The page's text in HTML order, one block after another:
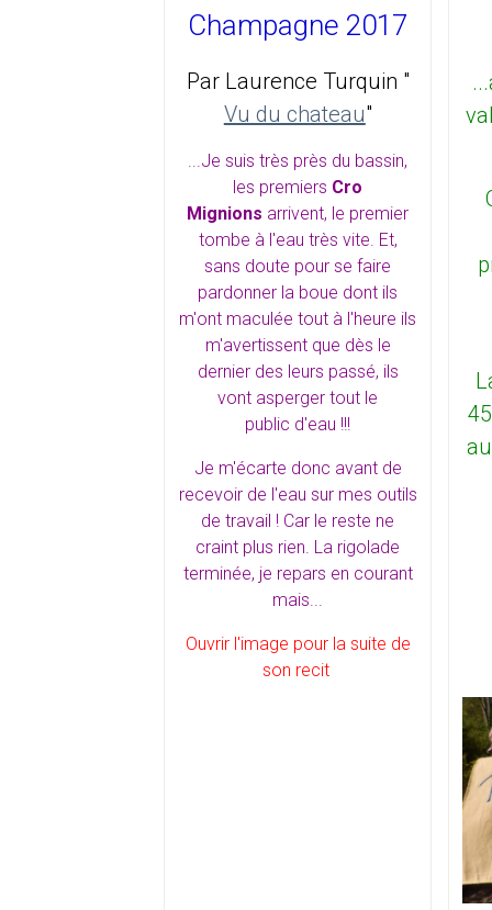
Champagne 2017
Par Laurence Turquin "
Vu du chateau"
...Je suis très près du bassin,
les premiers Cro
Mignions arrivent, le premier
tombe à l'eau très vite. Et,
sans doute pour se faire
pardonner la boue dont ils
m'ont maculée tout à l'heure ils
m'avertissent que dès le
dernier des leurs passé, ils
vont asperger tout le
public d'eau !!!
Je m'écarte donc avant de
recevoir de l'eau sur mes outils
de travail ! Car le reste ne
craint plus rien. La rigolade
terminée, je repars en courant
mais...
Ouvrir l'image pour la suite de
son recit